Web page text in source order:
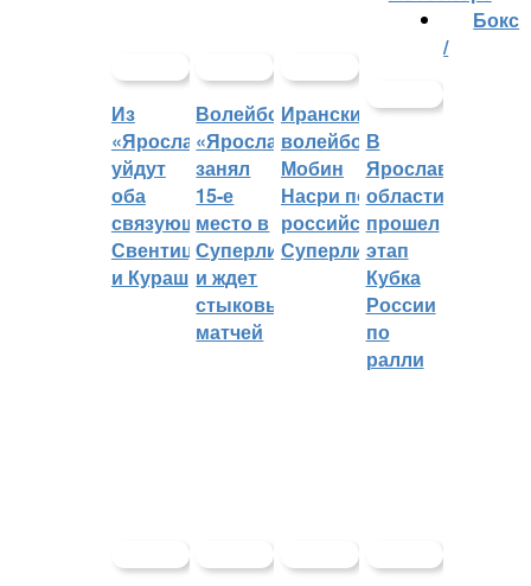
Из
«Ярославича»
уйдут
оба
связующих:
Свентицкис
и Кураш
Волейбольный
«Ярославич»
занял
15-е
место в
Суперлиге
и ждет
стыковых
матчей
Иранский
волейболист
Мобин
Насри покинет
российскую
Суперлигу
В
Ярославской
области
прошел
этап
Кубка
России
по
ралли
Бокс
/